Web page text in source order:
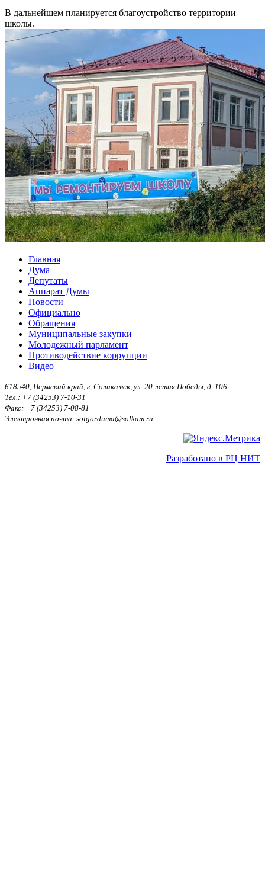
В дальнейшем планируется благоустройство территории
школы.
Главная
Дума
Депутаты
Аппарат Думы
Новости
Официально
Обращения
Муниципальные закупки
Молодежный парламент
Противодействие коррупции
Видео
618540, Пермский край, г. Соликамск, ул. 20-летия Победы, д. 106
Тел.: +7 (34253) 7-10-31
Факс: +7 (34253) 7-08-81
Электронная почта: solgorduma@solkam.ru
Разработано в РЦ НИТ